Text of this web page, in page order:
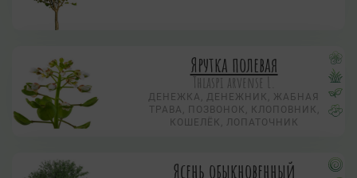
Ярутка полевая
Thlaspi arvense L.
ДЕНЕЖКА, ДЕНЕЖНИК, ЖАБНАЯ
ТРАВА, ПОЗВОНОК, КЛОПОВНИК,
КОШЕЛЁК, ЛОПАТОЧНИК
Ясень обыкновенный